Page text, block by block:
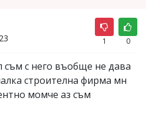
1 0
съм с него въобще не дава
строителна фирма мн
момче аз съм